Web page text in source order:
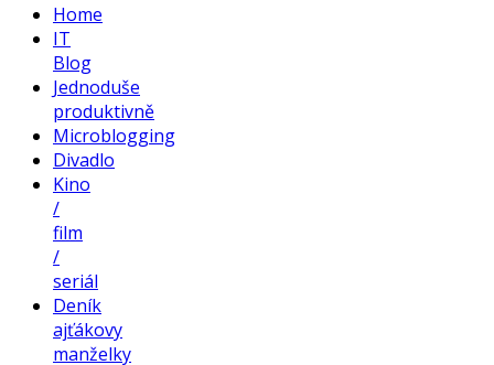
Home
IT
Blog
Jednoduše
produktivně
Microblogging
Divadlo
Kino
/
film
/
seriál
Deník
ajťákovy
manželky